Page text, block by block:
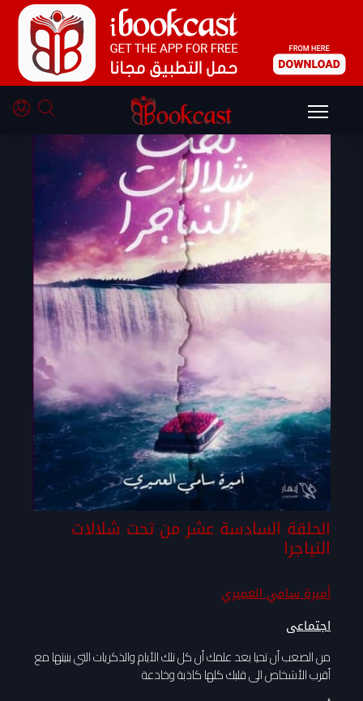
الحلقة السادسة عشر من تحت شلالات
النياجرا
أميرة سامي العميري
اجتماعى
من الصعب أن تحيا بعد علمك أن كل تلك الأيام والذكريات التي بنيتها مع
أقرب الأشخاص الى قلبك كلها كاذبة وخادعة